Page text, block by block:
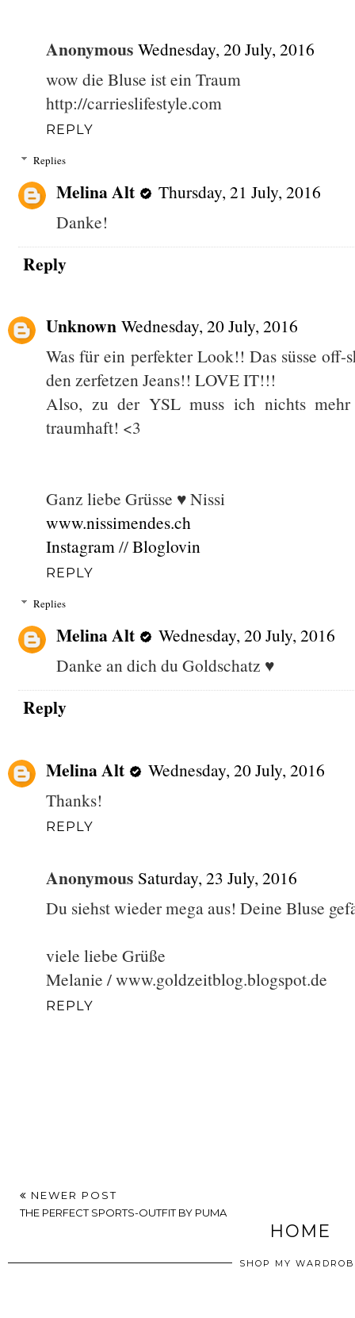
Anonymous Wednesday, 20 July, 2016
wow die Bluse ist ein Traum
http://carrieslifestyle.com
REPLY
Replies
Melina Alt
Thursday, 21 July, 2016
Danke!
Reply
Unknown Wednesday, 20 July, 2016
Was für ein perfekter Look!! Das süsse off-
den zerfetzen Jeans!! LOVE IT!!!
Also, zu der YSL muss ich nichts
traumhaft! <3
Ganz liebe Grüsse ♥ Nissi
www.nissimendes.ch
Instagram//Bloglovin
REPLY
Replies
Melina Alt
Wednesday, 20 July, 2016
Danke an dich du Goldschatz ♥
Reply
Melina Alt
Wednesday, 20 July, 2016
Thanks!
REPLY
Anonymous Saturday, 23 July, 2016
Du siehst wieder mega aus! Deine Bluse
viele liebe Grüße
Melanie / www.goldzeitblog.blogspot.de
REPLY
NEWER POST
THE PERFECT SPORTS-OUTFIT BY PUMA
HOME
SHOP MY